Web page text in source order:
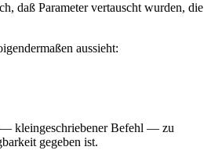
daß Parameter vertauscht wurden, die
aussieht:
— kleingeschriebener Befehl — zu
gegeben ist.